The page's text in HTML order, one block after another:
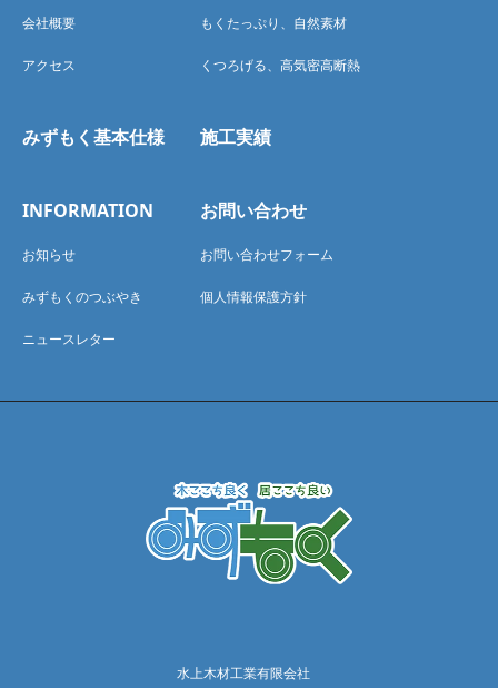
会社概要
アクセス
もくたっぷり、自然素材
くつろげる、高気密高断熱
みずもく基本仕様 施工実績
INFORMATION
お知らせ
みずもくのつぶやき
ニュースレター
お問い合わせ
お問い合わせフォーム
個人情報保護方針
水上木材工業有限会社